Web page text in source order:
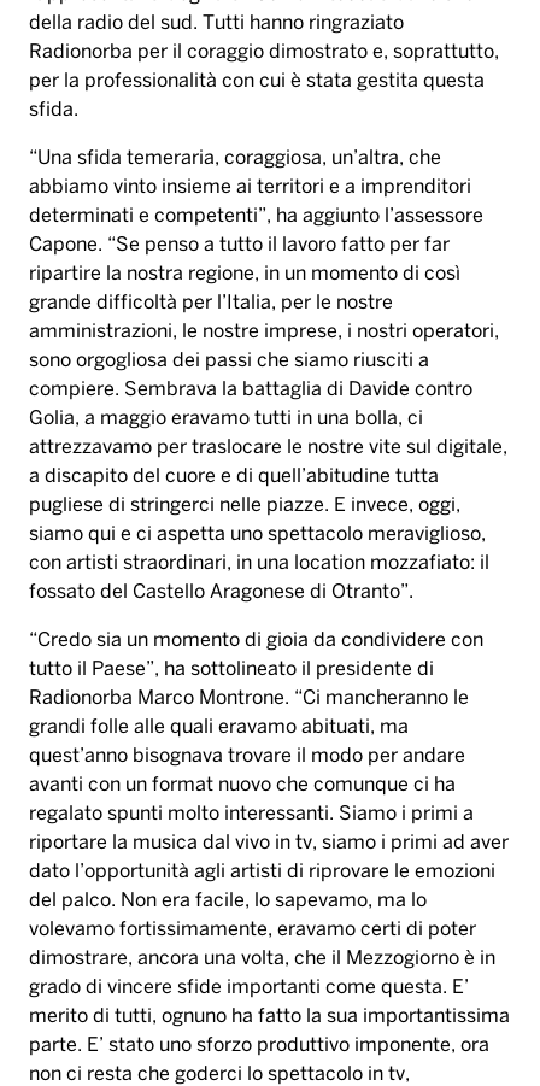
della radio del sud. Tutti hanno ringraziato
Radionorba per il coraggio dimostrato e, soprattutto,
per la professionalità con cui è stata gestita questa
sfida.
“Una sfida temeraria, coraggiosa, un’altra, che
abbiamo vinto insieme ai territori e a imprenditori
determinati e competenti”, ha aggiunto l ’assessore
Capone. “Se penso a tutto il lavoro fatto per far
ripartire la nostra regione, in un momento di così
grande difficoltà per l ’ Italia, per le nostre
amministrazioni, le nostre imprese, i nostri operatori,
sono orgogliosa dei passi che siamo riusciti a
compiere. Sembrava la battaglia di Davide contro
Golia, a maggio eravamo tutti in una bolla, ci
attrezzavamo per traslocare le nostre vite sul digitale,
a discapito del cuore e di quell ’abitudine tutta
pugliese di stringerci nelle piazze. E invece, oggi,
siamo qui e ci aspetta uno spettacolo meraviglioso,
con artisti straordinari, in una location mozzafiato: il
fossato del Castello Aragonese di Otranto”.
“Credo sia un momento di gioia da condividere con
tutto il Paese”, ha sottolineato il presidente di
Radionorba Marco Montrone. “Ci mancheranno le
grandi folle alle quali eravamo abituati, ma
quest’anno bisognava trovare il modo per andare
avanti con un format nuovo che comunque ci ha
regalato spunti molto interessanti. Siamo i primi a
riportare la musica dal vivo in tv, siamo i primi ad aver
dato l ’opportunità agli artisti di riprovare le emozioni
del palco. Non era facile, lo sapevamo, ma lo
volevamo fortissimamente, eravamo certi di poter
dimostrare, ancora una volta, che il Mezzogiorno è in
grado di vincere sfide importanti come questa. E’
merito di tutti, ognuno ha fatto la sua importantissima
parte. E’ stato uno sforzo produttivo imponente, ora
non ci resta che goderci lo spettacolo in tv,